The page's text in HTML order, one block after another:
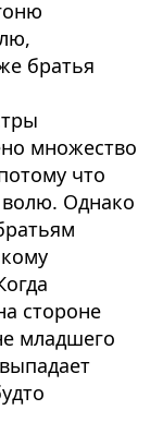
братья
множество
что
волю. Однако
стороне
младшего